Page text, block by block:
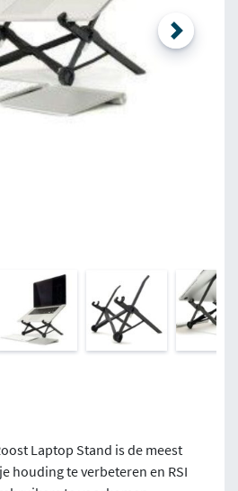
Laptop Stand is de meest
houding te verbeteren en RSI